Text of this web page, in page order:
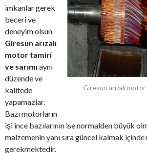
Giresun arızalı motor
imkanlar gerek
beceri ve
deneyim olsun
Giresun arızalı
motor tamiri
ve sarımı aynı
düzende ve
kalitede
yapamazlar.
Bazı motorların
işi ince bazılarının ise normalden büyük
malzemenin yanı sıra güncel kalmak
gerekmektedir.